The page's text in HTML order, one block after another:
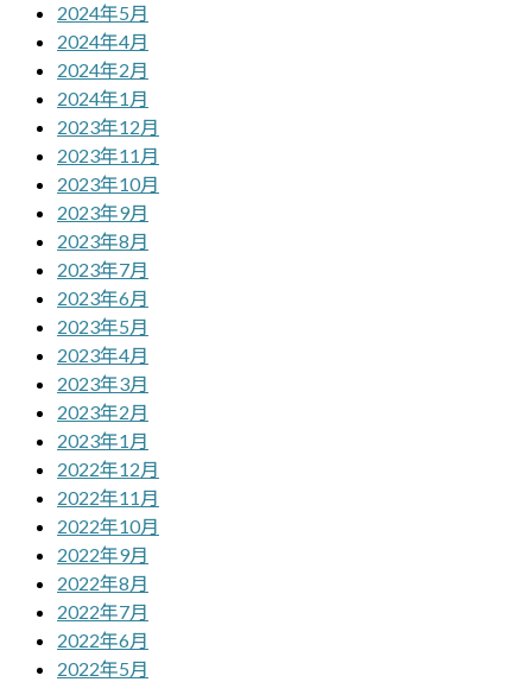
2024年5月
2024年4月
2024年2月
2024年1月
2023年12月
2023年11月
2023年10月
2023年9月
2023年8月
2023年7月
2023年6月
2023年5月
2023年4月
2023年3月
2023年2月
2023年1月
2022年12月
2022年11月
2022年10月
2022年9月
2022年8月
2022年7月
2022年6月
2022年5月